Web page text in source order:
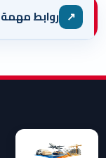
↗ روابط مهمة